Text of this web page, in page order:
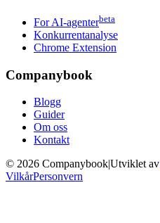
For AI-agenterbeta
Konkurrentanalyse
Chrome Extension
Companybook
Blogg
Guider
Om oss
Kontakt
© 2026 CompanybookUtviklet av
VilkårPersonvern